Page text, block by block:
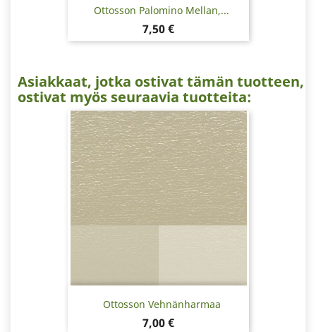
Ottosson Palomino Mellan,...
Hinta
7,50 €
Asiakkaat, jotka ostivat tämän tuotteen,
ostivat myös seuraavia tuotteita:
Ottosson Vehnänharmaa
Hinta
7,00 €